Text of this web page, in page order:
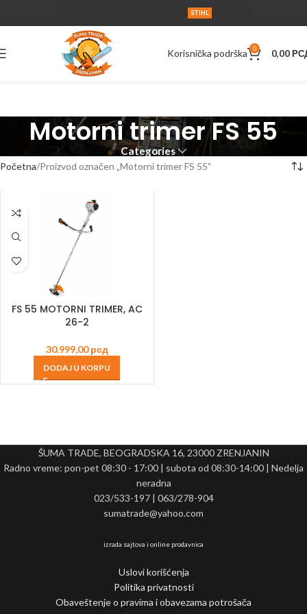
STIHL
Korisnička podrška 0 0,00
Motorni trimer FS 55
Categories
Početna Proizvod označen „Motorni trimer FS 55“
FS 55 MOTORNI TRIMER, AC
26-2
30.999,00рсд
DODAJ U KORPU
ŠUMA TRADE, BEOGRADSKA 16, 23000 ZRENJANIN
Radno vreme: pon-pet 08:30 - 17:00 | subota od 08:30-14:00 | Nedelja
neradna
023/533-197 | 063/278-904
sumatrade@yahoo.com
izrada sajtova i online prodavnica
Uslovi korišćenja
Politika privatnosti
Obaveštenje o pravima i obavezama potrošača